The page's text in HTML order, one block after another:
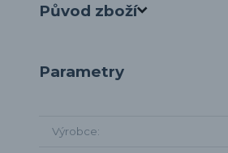
Původ zboží
Parametry
Výrobce